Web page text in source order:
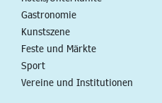
Gastronomie
Kunstszene
Feste und Märkte
Sport
Vereine und Institutionen